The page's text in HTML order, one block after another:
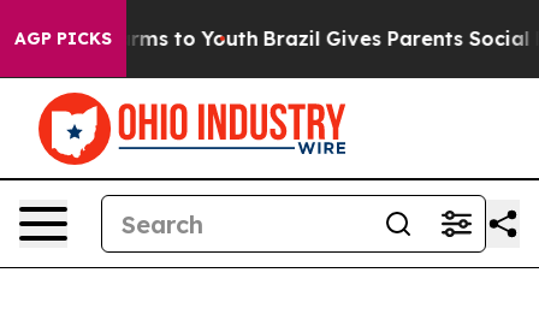
AGP PICKSHarms to Youth Brazil Gives Parents Social